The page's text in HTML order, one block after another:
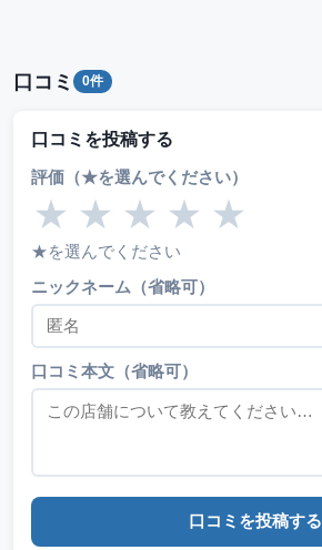
口コミ 0件
口コミを投稿する
評価（★を選んでください）
★ ★ ★ ★ ★
★を選んでください
ニックネーム（省略可）
口コミ本文（省略可）
口コミを投稿する